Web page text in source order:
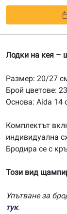
на
кея
печатана
14ct
AB026
Лодки на кея –
Размер: 20/27
Брой цветове: 23
Основа: Aida 14
Комплектът
индивидуална
Бродира се с
Този вид
Упътване за
тук.